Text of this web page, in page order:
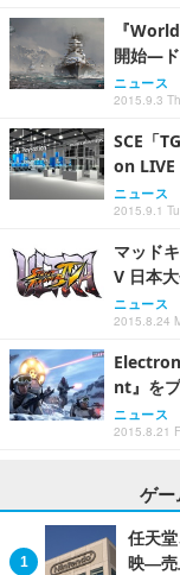
『
開始―
ニュース
2015.9.3
SCE「
on LIVE
ニュース
2015.9.1
マッド
V 日本
ニュース
2015.8.24
nt』を
ニュース
2015.8.21
ゲー
任天
映―売